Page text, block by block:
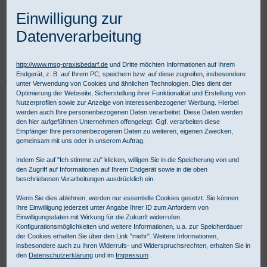
Praxisbedarf Shop Sale Ethicon PDS II Nahtmaterial violett V-5
Einwilligung zur
Datenverarbeitung
http://www.msg-praxisbedarf.de und Dritte möchten Informationen auf Ihrem
Endgerät, z. B. auf Ihrem PC, speichern bzw. auf diese zugreifen, insbesondere
unter Verwendung von Cookies und ähnlichen Technologien. Dies dient der
Optimierung der Webseite, Sicherstellung ihrer Funktionalität und Erstellung von
Nutzerprofilen sowie zur Anzeige von interessenbezogener Werbung. Hierbei
werden auch Ihre personenbezogenen Daten verarbeitet. Diese Daten werden
den hier aufgeführten Unternehmen offengelegt. Ggf. verarbeiten diese
Empfänger Ihre personenbezogenen Daten zu weiteren, eigenen Zwecken,
gemeinsam mit uns oder in unserem Auftrag.
Indem Sie auf "Ich stimme zu" klicken, willigen Sie in die Speicherung von und
den Zugriff auf Informationen auf Ihrem Endgerät sowie in die oben
beschriebenen Verarbeitungen ausdrücklich ein.
Wenn Sie dies ablehnen, werden nur essentielle Cookies gesetzt. Sie können
Ihre Einwilligung jederzeit unter Angabe Ihrer ID zum Anfordern von
Einwilligungsdaten mit Wirkung für die Zukunft widerrufen.
Konfigurationsmöglichkeiten und weitere Informationen, u.a. zur Speicherdauer
der Cookies erhalten Sie über den Link "mehr". Weitere Informationen,
insbesondere auch zu Ihren Widerrufs- und Widerspruchsrechten, erhalten Sie in
den Datenschutzerklärung und im Impressum